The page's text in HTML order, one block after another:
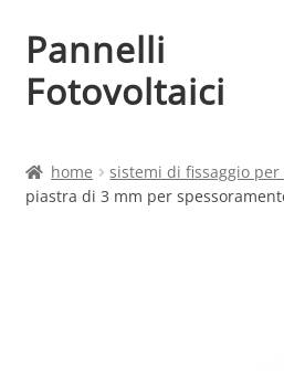
Vai
alla
navigazione
Vai
al
contenuto
Pannelli
Fotovoltaici
Cart
home
sistemi di fissaggio
piastra di 3 mm per